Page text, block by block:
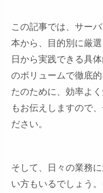
この記事では、サー
本から、目的別に厳
日から実践できる具
のボリュームで徹底
たのために、効率よ
もお伝えしますので
ださい。
そして、日々の業務
い方もいるでしょう